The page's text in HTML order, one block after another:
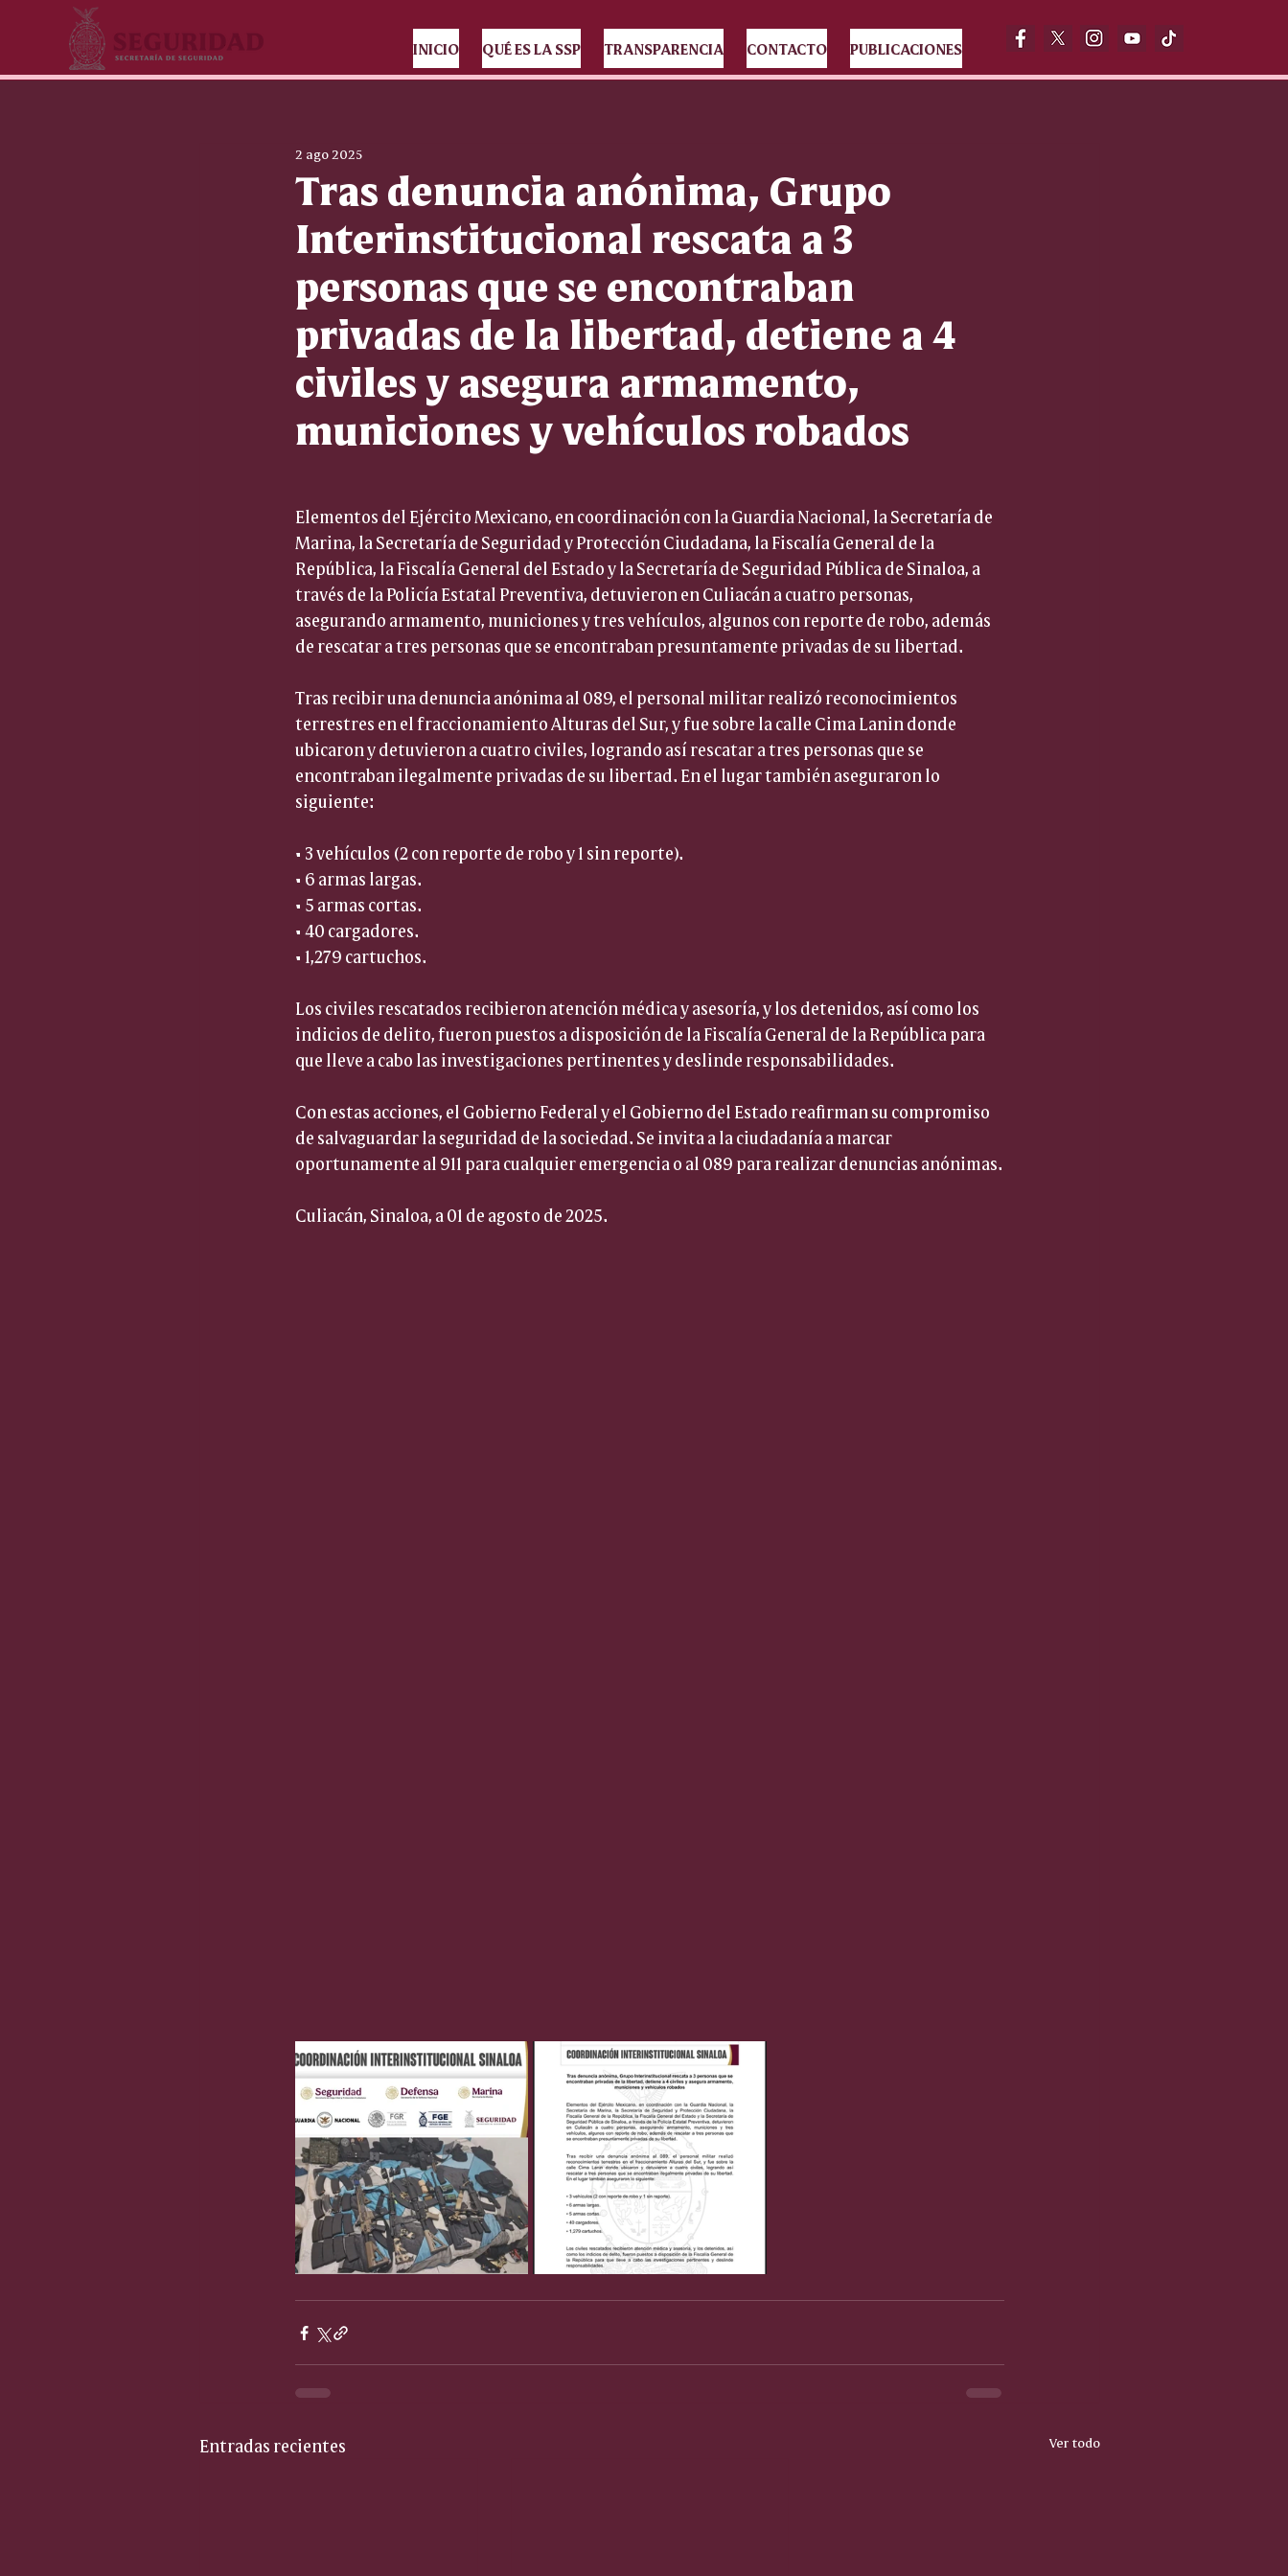
INICIO QUÉ ES LA SSP TRANSPARENCIA CONTACTO PUBLICACIONES
Tras denuncia anónima, Grupo
Interinstitucional rescata a 3
personas que se encontraban
privadas de la libertad, detiene a 4
civiles y asegura armamento,
municiones y vehículos robados
2 ago 2025
Elementos del Ejército Mexicano, en coordinación con la Guardia Nacional, la Secretaría de
Marina, la Secretaría de Seguridad y Protección Ciudadana, la Fiscalía General de la
República, la Fiscalía General del Estado y la Secretaría de Seguridad Pública de Sinaloa, a
través de la Policía Estatal Preventiva, detuvieron en Culiacán a cuatro personas,
asegurando armamento, municiones y tres vehículos, algunos con reporte de robo, además
de rescatar a tres personas que se encontraban presuntamente privadas de su libertad.
Tras recibir una denuncia anónima al 089, el personal militar realizó reconocimientos
terrestres en el fraccionamiento Alturas del Sur, y fue sobre la calle Cima Lanin donde
ubicaron y detuvieron a cuatro civiles, logrando así rescatar a tres personas que se
encontraban ilegalmente privadas de su libertad. En el lugar también aseguraron lo
siguiente:
• 3 vehículos (2 con reporte de robo y 1 sin reporte).
• 6 armas largas.
• 5 armas cortas.
• 40 cargadores.
• 1,279 cartuchos.
Los civiles rescatados recibieron atención médica y asesoría, y los detenidos, así como los
indicios de delito, fueron puestos a disposición de la Fiscalía General de la República para
que lleve a cabo las investigaciones pertinentes y deslinde responsabilidades.
Con estas acciones, el Gobierno Federal y el Gobierno del Estado reafirman su compromiso
de salvaguardar la seguridad de la sociedad. Se invita a la ciudadanía a marcar
oportunamente al 911 para cualquier emergencia o al 089 para realizar denuncias anónimas.
Culiacán, Sinaloa, a 01 de agosto de 2025.
Entradas recientes Ver todo